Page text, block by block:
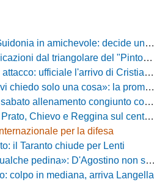
decide un rigore di Zuppel a Bastia
dal triangolare del "Pinto": il report
l'arrivo di Cristian Padula dal Torino
la promessa di Vittorio Massi commuove la piazza
allenamento congiunto con il Bisignano
Chievo e Reggina sul centrocampista
per la difesa
il Taranto chiude per Lenti
D'Agostino non si ferma e punta in alto
colpo in mediana, arriva Langella